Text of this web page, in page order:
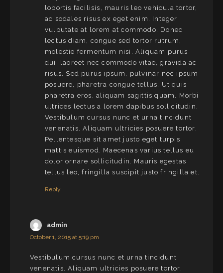
lobortis facilisis, mauris leo vehicula tortor,
ac sodales risus ex eget enim. Integer
vulputate at lorem at commodo. Donec
lectus diam, congue sed tortor rutrum,
molestie fermentum nisi. Aliquam purus
dui, laoreet nec commodo vitae, gravida ac
risus. Sed purus ipsum, pulvinar nec ipsum
posuere, pharetra congue tellus. Ut quis
pharetra eros, aliquam sagittis quam. Morbi
ultrices lectus a lorem dapibus sollicitudin.
Vestibulum cursus nunc et urna tincidunt
venenatis. Aliquam ultricies posuere tortor.
Pellentesque sit amet justo eget turpis
mattis euismod. Maecenas varius tellus eu
dolor ornare sollicitudin. Mauris egestas
tellus leo, fringilla suscipit justo fringilla et.
Reply
admin
October 1, 2015 at 5:19 pm
Vestibulum cursus nunc et urna tincidunt
venenatis. Aliquam ultricies posuere tortor.